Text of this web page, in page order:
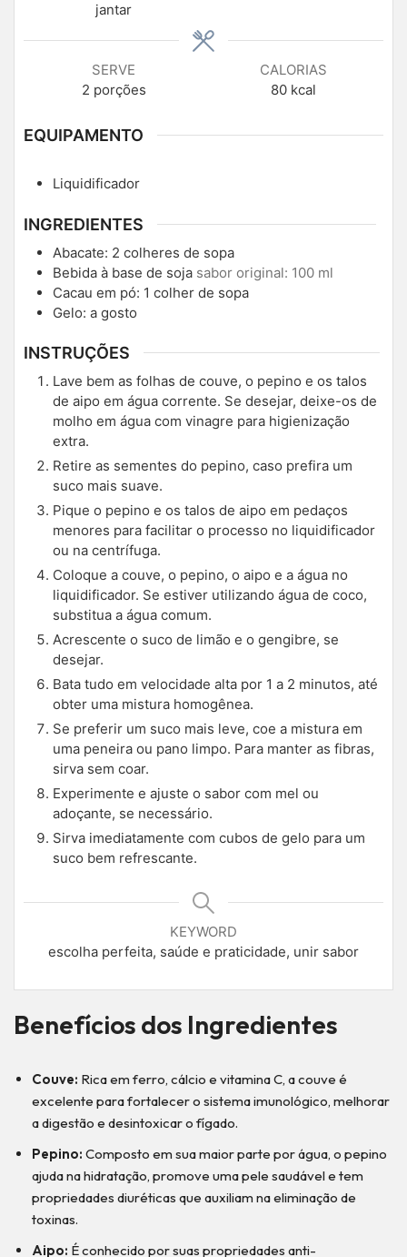
jantar
SERVE
2 porções
CALORIAS
80 kcal
EQUIPAMENTO
Liquidificador
INGREDIENTES
Abacate: 2 colheres de sopa
Bebida à base de soja sabor original: 100 ml
Cacau em pó: 1 colher de sopa
Gelo: a gosto
INSTRUÇÕES
Lave bem as folhas de couve, o pepino e os talos
de aipo em água corrente. Se desejar, deixe-os de
molho em água com vinagre para higienização
extra.
Retire as sementes do pepino, caso prefira um
suco mais suave.
Pique o pepino e os talos de aipo em pedaços
menores para facilitar o processo no liquidificador
ou na centrífuga.
Coloque a couve, o pepino, o aipo e a água no
liquidificador. Se estiver utilizando água de coco,
substitua a água comum.
Acrescente o suco de limão e o gengibre, se
desejar.
Bata tudo em velocidade alta por 1 a 2 minutos, até
obter uma mistura homogênea.
Se preferir um suco mais leve, coe a mistura em
uma peneira ou pano limpo. Para manter as fibras,
sirva sem coar.
Experimente e ajuste o sabor com mel ou
adoçante, se necessário.
Sirva imediatamente com cubos de gelo para um
suco bem refrescante.
KEYWORD
escolha perfeita, saúde e praticidade, unir sabor
Benefícios dos Ingredientes
Couve: Rica em ferro, cálcio e vitamina C, a couve é
excelente para fortalecer o sistema imunológico, melhorar
a digestão e desintoxicar o fígado.
Pepino: Composto em sua maior parte por água, o pepino
ajuda na hidratação, promove uma pele saudável e tem
propriedades diuréticas que auxiliam na eliminação de
toxinas.
Aipo: É conhecido por suas propriedades anti-